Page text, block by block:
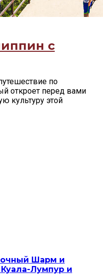
с
по
откроет перед вами
культуру этой
Шарм и
Лумпур и